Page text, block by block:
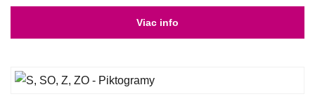
Viac info